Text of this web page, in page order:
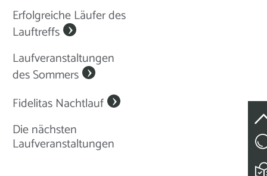
Erfolgreiche Läufer des
Lauftreffs
Laufveranstaltungen
des Sommers
Fidelitas Nachtlauf
Die nächsten
Laufveranstaltungen